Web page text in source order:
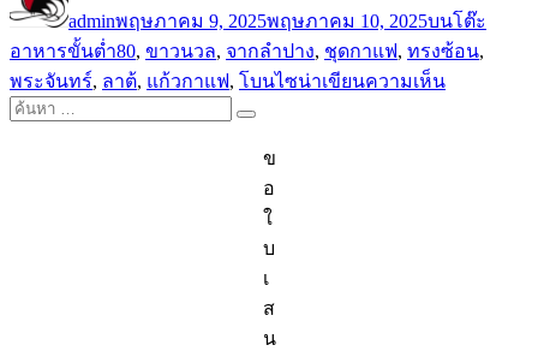
เขียน
adminเมื่อ
พฤษภาคม 9, 2025พฤษภาคม 10, 2025หมู่
บนโต๊ะ
อาหารป้าย
กำกับ
ขั้นต่ำ80, ขาวนวล, จากลำปาง, ชุดกาแฟ, ทรงซ้อน,
พระจันทร์, ลาต้, แก้วกาแฟ, โบนไซน่าเขียนความเห็นบน
ค้นหา:
ข
อ
ใ
บ
เ
ส
น